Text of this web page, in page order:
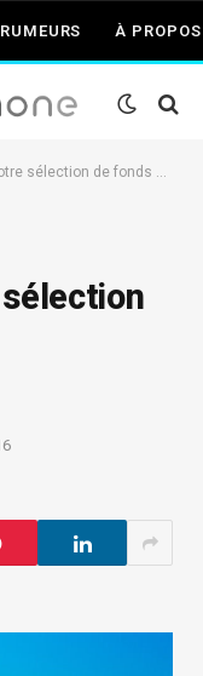
RUMEURS À PROPOS
de fonds d’écran du 19/02/2016